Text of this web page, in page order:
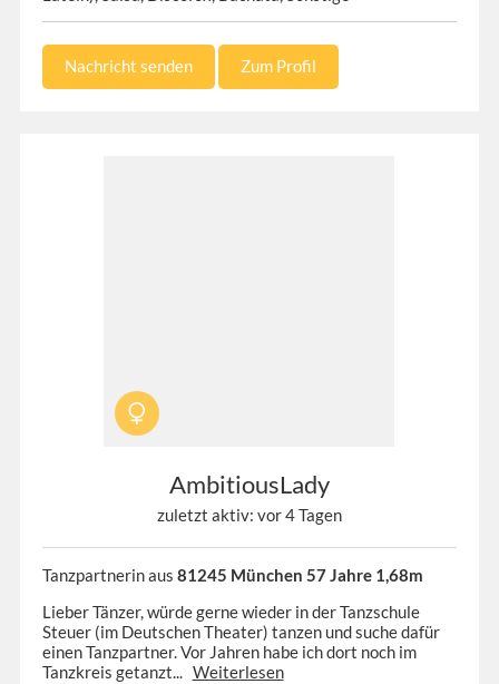
Nachricht senden Zum Profil
AmbitiousLady
zuletzt aktiv: vor 4 Tagen
Tanzpartnerin aus 81245 München 57 Jahre 1,68m
Lieber Tänzer, würde gerne wieder in der Tanzschule
Steuer (im Deutschen Theater) tanzen und suche dafür
einen Tanzpartner. Vor Jahren habe ich dort noch im
Tanzkreis getanzt... Weiterlesen